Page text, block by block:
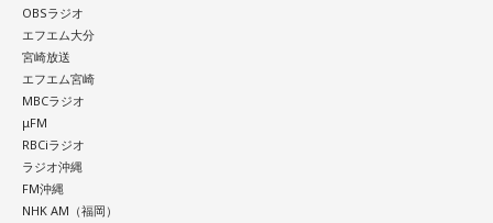
OBSラジオ
エフエム大分
宮崎放送
エフエム宮崎
MBCラジオ
μFM
RBCiラジオ
ラジオ沖縄
FM沖縄
NHK AM（福岡）